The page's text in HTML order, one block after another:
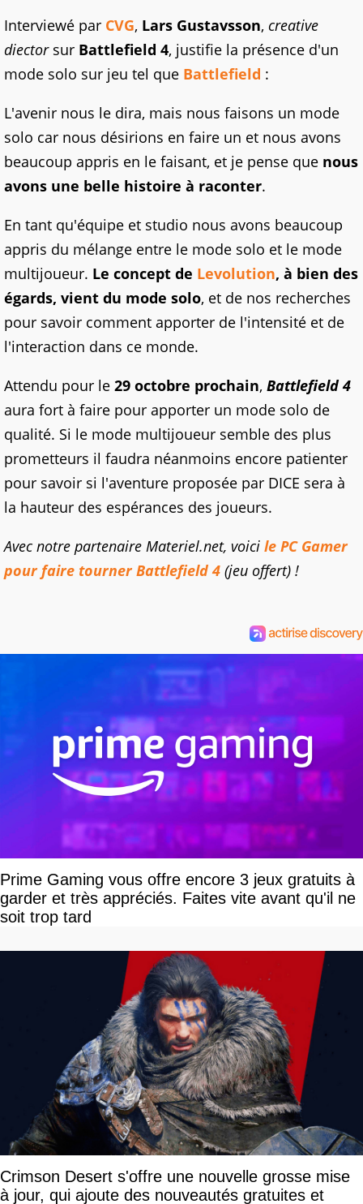
Interviewé par CVG, Lars Gustavsson, creative
diectorsur Battlefield 4, justifie la présence d'un
mode solo sur jeu tel que Battlefield :
L'avenir nous le dira, mais nous faisons un mode
solo car nous désirions en faire un et nous avons
beaucoup appris en le faisant, et je pense que nous
avons une belle histoire à raconter.
En tant qu'équipe et studio nous avons beaucoup
appris du mélange entre le mode solo et le mode
multijoueur. Le concept de Levolution, à bien des
égards, vient du mode solo, et de nos recherches
pour savoir comment apporter de l'intensité et de
l'interaction dans ce monde.
Attendu pour le 29 octobre prochain, Battlefield 4
aura fort à faire pour apporter un mode solo de
qualité. Si le mode multijoueur semble des plus
prometteurs il faudra néanmoins encore patienter
pour savoir si l'aventure proposée par DICE sera à
la hauteur des espérances des joueurs.
Avec notre partenaire Materiel.net, voici le PC Gamer
pour faire tourner Battlefield 4 (jeu offert) !
Prime Gaming vous offre encore 3 jeux gratuits à
garder et très appréciés. Faites vite avant qu'il ne
soit trop tard
Crimson Desert s'offre une nouvelle grosse mise
à jour, qui ajoute des nouveautés gratuites et